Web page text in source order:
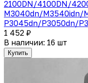
2100DN/4100DN/
M3040dn/M3540idn/
P3045dn/P3050dn/
1 452 ₽
В наличии: 16 шт
Купить